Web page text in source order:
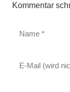
Kommentar